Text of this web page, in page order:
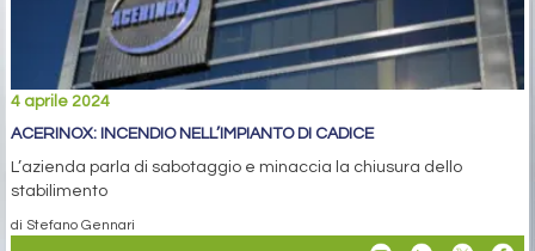
4 aprile 2024
ACERINOX: INCENDIO NELL’IMPIANTO DI CADICE
L’azienda parla di sabotaggio e minaccia la chiusura dello
stabilimento
di Stefano Gennari